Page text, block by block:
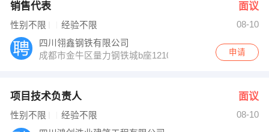
销售代表 面议
性别不限 经验不限
08-10
四川翎鑫钢铁有限公司
成都市金牛区量力钢铁城b座1210
申请
项目技术负责人 面议
性别不限 经验不限
08-10